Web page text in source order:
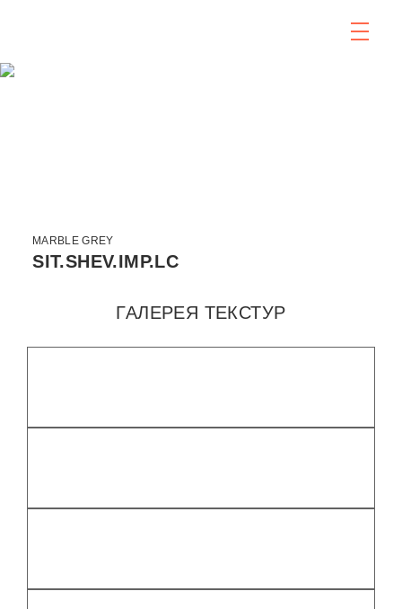
MARBLE GREY
SIT.SHEV.IMP.LC
ГАЛЕРЕЯ ТЕКСТУР